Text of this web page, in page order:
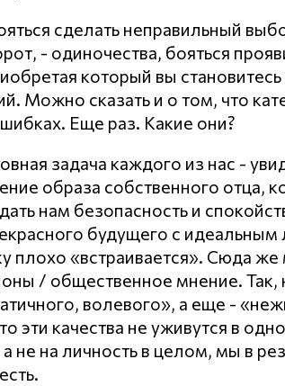
сделать неправильный
- одиночества, бояться
который вы
Можно сказать и о том, что
Еще раз. Какие они?
задача каждого из нас -
образа собственного отца,
нам безопасность и
будущего с
плохо «встраивается». Сюда
/ общественное мнение. Так,
волевого», а еще -
эти качества не уживутся в
не на личность в целом, мы в